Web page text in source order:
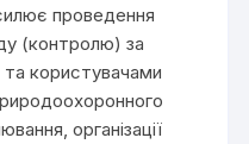
проведення
(контролю) за
користувачами
організації